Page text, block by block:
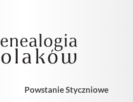
Powstanie Styczniowe